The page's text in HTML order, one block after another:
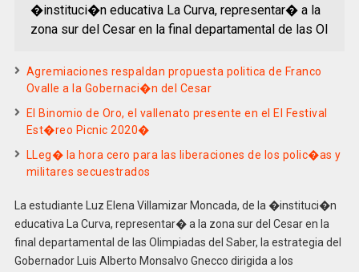
�instituci�n educativa La Curva, representar� a la
zona sur del Cesar en la final departamental de las Ol
Agremiaciones respaldan propuesta politica de Franco
Ovalle a la Gobernaci�n del Cesar
El Binomio de Oro, el vallenato presente en el El Festival
Est�reo Picnic 2020�
LLeg� la hora cero para las liberaciones de los polic�as y
militares secuestrados
La estudiante Luz Elena Villamizar Moncada, de la �instituci�n
educativa La Curva, representar� a la zona sur del Cesar en la
final departamental de las Olimpiadas del Saber, la estrategia del
Gobernador Luis Alberto Monsalvo Gnecco dirigida a los